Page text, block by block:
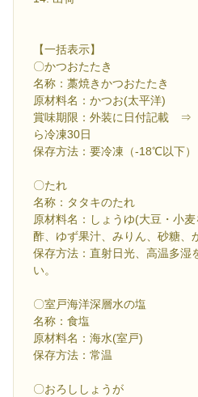
【一括表示】
〇かつおたたき
名称：藁焼きかつおたたき
原材料名：かつお(太平洋)
賞味期限：外装に日付記載
ら冷凍30日
保存方法：要冷凍（-18℃以下）
〇たれ
名称：タタキのたれ
原材料名：しょうゆ(大豆・小
酢、ゆず果汁、みりん、砂糖、
保存方法：直射日光、高温多湿
い。
〇室戸海洋深層水の塩
名称：食塩
原材料名：海水(室戸)
保存方法：常温
〇おろししょうが